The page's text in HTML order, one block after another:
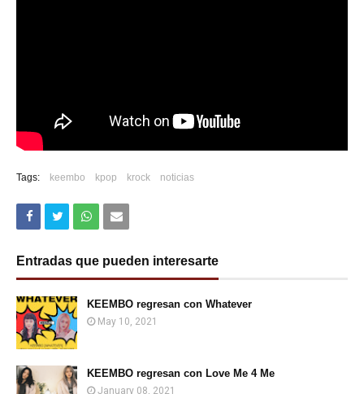
Tags: keembo kpop krock noticias
Entradas que pueden interesarte
KEEMBO regresan con Whatever
May 10, 2021
KEEMBO regresan con Love Me 4 Me
January 08, 2021